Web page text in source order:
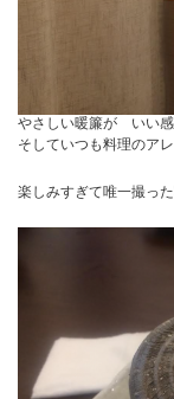
やさしい暖簾が いい感
そしていつも料理のア
楽しみすぎて唯一撮っ